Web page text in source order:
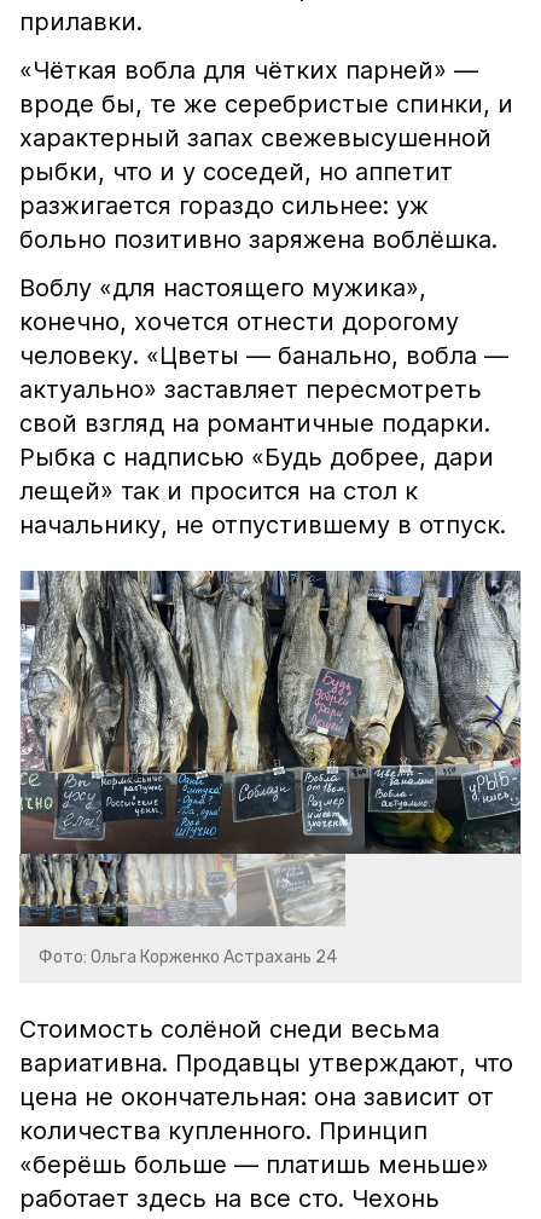
прилавки.
«Чёткая вобла для чётких парней» —
вроде бы, те же серебристые спинки, и
характерный запах свежевысушенной
рыбки, что и у соседей, но аппетит
разжигается гораздо сильнее: уж
больно позитивно заряжена воблёшка.
Воблу «для настоящего мужика»,
конечно, хочется отнести дорогому
человеку. «Цветы — банально, вобла —
актуально» заставляет пересмотреть
свой взгляд на романтичные подарки.
Рыбка с надписью «Будь добрее, дари
лещей» так и просится на стол к
начальнику, не отпустившему в отпуск.
Фото: Ольга Корженко Астрахань 24
Стоимость солёной снеди весьма
вариативна. Продавцы утверждают, что
цена не окончательная: она зависит от
количества купленного. Принцип
«берёшь больше — платишь меньше»
работает здесь на все сто. Чехонь